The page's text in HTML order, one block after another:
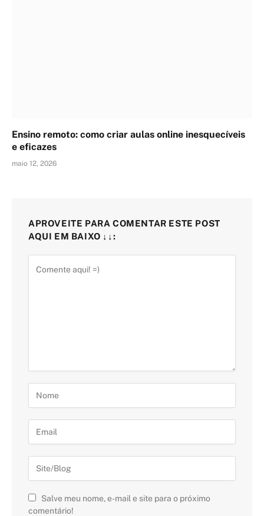
Ensino remoto: como criar aulas online inesquecíveis
e eficazes
maio 12, 2026
APROVEITE PARA COMENTAR ESTE POST
AQUI EM BAIXO ↓↓:
Salve meu nome, e-mail e site para o próximo
comentário!